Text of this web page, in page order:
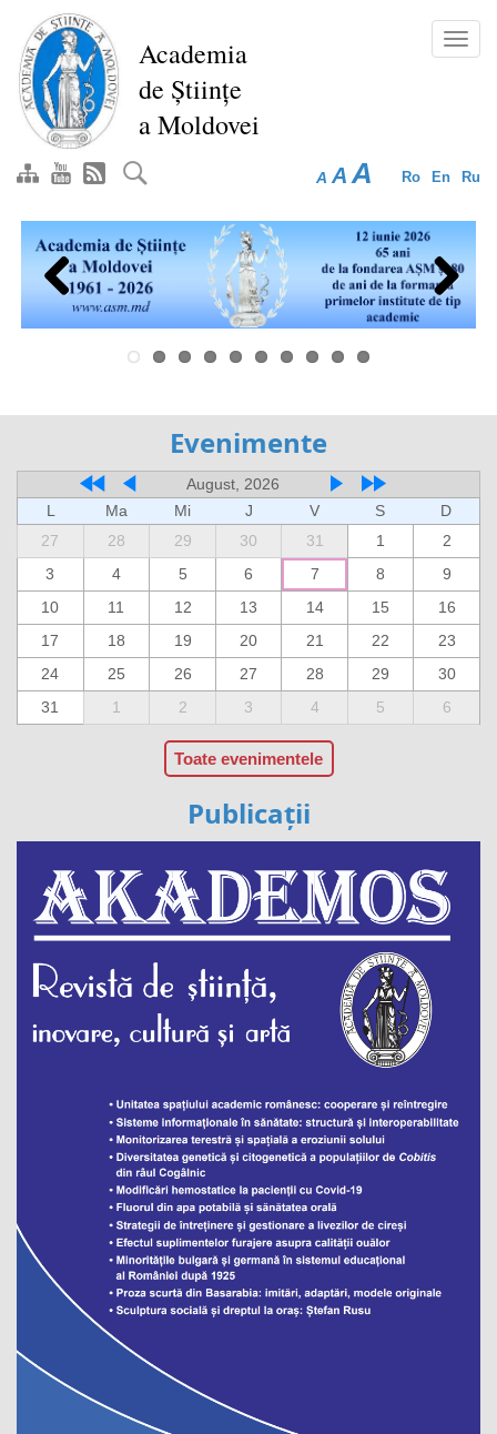
Перейти
основному
содержанию
Academia
de Științe
a Moldovei
Ro En Ru
A A A
Previous Next
Evenimente
August, 2026
L
Ma Mi J V S
D
27
28 29 30 31 1
2
3
4 5 6 7 8
9
10
11 12 13 14 15
16
17
18 19 20 21 22
23
24
25 26 27 28 29
30
31
1 2 3 4 5 6
Toate evenimentele
Publicații